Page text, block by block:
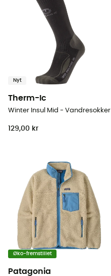
Nyt
Therm-Ic
Winter Insul Mid - Vandresokker
129,00 kr
Øko-fremstillet
Patagonia